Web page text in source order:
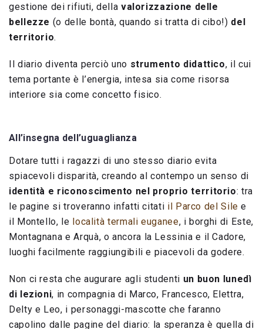
gestione dei rifiuti, della valorizzazione delle
bellezze (o delle bontà, quando si tratta di cibo!) del
territorio.
Il diario diventa perciò uno strumento didattico, il cui
tema portante è l’energia, intesa sia come risorsa
interiore sia come concetto fisico.
All’insegna dell’uguaglianza
Dotare tutti i ragazzi di uno stesso diario evita
spiacevoli disparità, creando al contempo un senso di
identità e riconoscimento nel proprio territorio: tra
le pagine si troveranno infatti citati il Parco del Sile e
il Montello, le località termali euganee, i borghi di Este,
Montagnana e Arquà, o ancora la Lessinia e il Cadore,
luoghi facilmente raggiungibili e piacevoli da godere.
Non ci resta che augurare agli studenti un buon lunedì
di lezioni, in compagnia di Marco, Francesco, Elettra,
Delty e Leo, i personaggi-mascotte che faranno
capolino dalle pagine del diario: la speranza è quella di